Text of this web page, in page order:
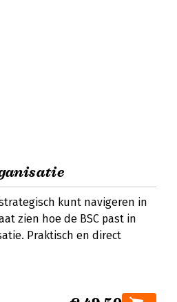
kunt navigeren in
zien hoe de BSC past in
Praktisch en direct